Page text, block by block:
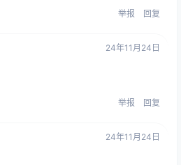
举报 回复
24年11月24日
举报 回复
24年11月24日